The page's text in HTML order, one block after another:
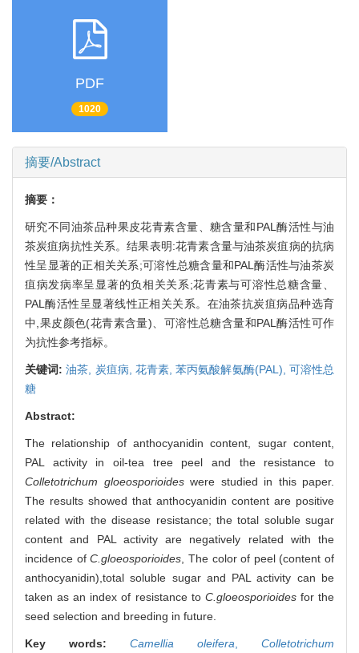
PDF
1020
摘要/Abstract
摘要：
研究不同油茶品种果皮花青素含量、糖含量和PAL酶活性与油
茶炭疽病抗性关系。结果表明:花青素含量与油茶炭疽病的抗病
性呈显著的正相关关系;可溶性总糖含量和PAL酶活性与油茶炭
疽病发病率呈显著的负相关关系;花青素与可溶性总糖含量、
PAL酶活性呈显著线性正相关关系。在油茶抗炭疽病品种选育
中,果皮颜色(花青素含量)、可溶性总糖含量和PAL酶活性可作
为抗性参考指标。
关键词:油茶, 炭疽病, 花青素,苯丙氨酸解氨酶(PAL), 可溶性总
糖
Abstract:
The relationship of anthocyanidin content, sugar content,
PAL activity in oil-tea tree peel and the resistance to
Colletotrichum gloeosporioideswere studied in this paper.
The results showed that anthocyanidin content are positive
related with the disease resistance; the total soluble sugar
content and PAL activity are negatively related with the
incidence ofC.gloeosporioides , The color of peel (content of
anthocyanidin),total soluble sugar and PAL activity can be
taken as an index of resistance to C.gloeosporioidesfor the
seed selection and breeding in future.
Key words: Camellia oleifera
Colletotrichum